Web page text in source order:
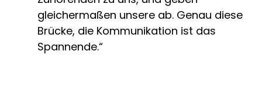
gleichermaßen unsere ab. Genau diese
Brücke, die Kommunikation ist das
Spannende.“